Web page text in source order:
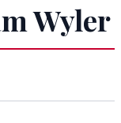
Wyler